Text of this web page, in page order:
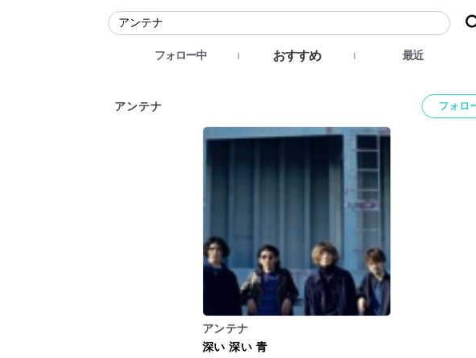
フォロー中 おすすめ 最近
アンテナ フォロ
アンテナ
深い 深い 青